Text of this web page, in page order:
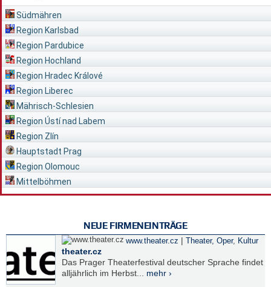
Südmähren
Region Karlsbad
Region Pardubice
Region Hochland
Region Hradec Králové
Region Liberec
Mährisch-Schlesien
Region Ústí nad Labem
Region Zlín
Hauptstadt Prag
Region Olomouc
Mittelböhmen
NEUE FIRMENEINTRÄGE
www.theater.cz | Theater, Oper, Kultur
theater.cz
Das Prager Theaterfestival deutscher Sprache findet
alljährlich im Herbst... mehr ›